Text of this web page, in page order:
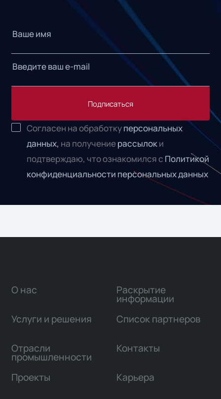
Подписаться
Согласен на обработкуперсональных
данных, на получениерассылоки
подтверждаю, что ознакомился с Политикой
конфиденциальности персональных данных
О нас
Услуги и решения
Отрасли
промышленности
Проекты
Раскрытие
информации
Список партнеров
Контакты
Карьера